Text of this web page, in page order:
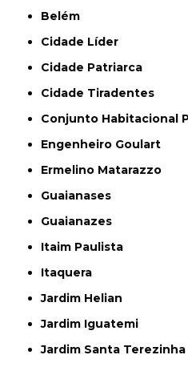
Belém
Cidade Líder
Cidade Patriarca
Cidade Tiradentes
Conjunto Habitacional
Engenheiro Goulart
Ermelino Matarazzo
Guaianases
Guaianazes
Itaim Paulista
Itaquera
Jardim Helian
Jardim Iguatemi
Jardim Santa Terezinha